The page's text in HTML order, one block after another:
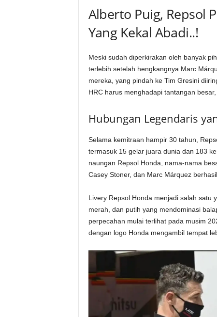
Alberto Puig, Repsol
Yang Kekal Abadi..!
Meski sudah diperkirakan oleh banyak
terlebih setelah hengkangnya Marc
mereka, yang pindah ke Tim Gresini
HRC harus menghadapi tantangan
Hubungan Legendaris
Selama kemitraan hampir 30 tahun,
termasuk 15 gelar juara dunia dan 183
naungan Repsol Honda, nama-nama
Casey Stoner, dan Marc Márquez
Livery Repsol Honda menjadi salah satu
merah, dan putih yang mendominasi
perpecahan mulai terlihat pada musim
dengan logo Honda mengambil tempat